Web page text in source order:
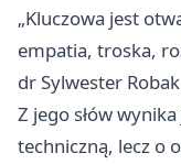
„Kluczowa jest
empatia, troska,
dr Sylwester
Z jego słów
techniczną, lecz o